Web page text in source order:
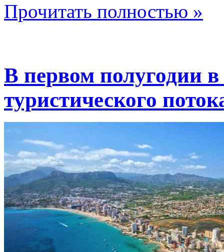
Прочитать полностью »
В первом полугодии
туристического